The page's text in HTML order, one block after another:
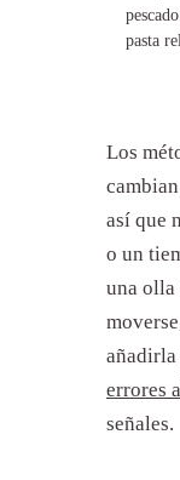
pasta
Los
así que
o un
una olla
errores
señales.